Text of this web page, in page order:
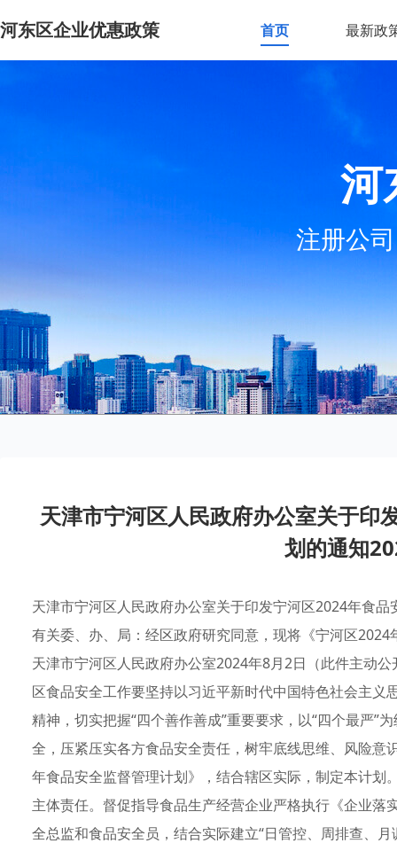
河东区企业优惠政策 首页 最新政
河
注册公
天津市宁河区人民政府办公室关于印
划的通知
天津市宁河区人民政府办公室关于印发宁河区2024年食
有关委、办、局：经区政府研究同意，现将《宁河区
天津市宁河区人民政府办公室2024年8月2日（此件主动
区食品安全工作要坚持以习近平新时代中国特色社会主
精神，切实把握“四个善作善成”重要要求，以“四个最严”
全，压紧压实各方食品安全责任，树牢底线思维、风险
年食品安全监督管理计划》，结合辖区实际，制定本计划
主体责任。督促指导食品生产经营企业严格执行《企业
全总监和食品安全员，结合实际建立“日管控、周排查、